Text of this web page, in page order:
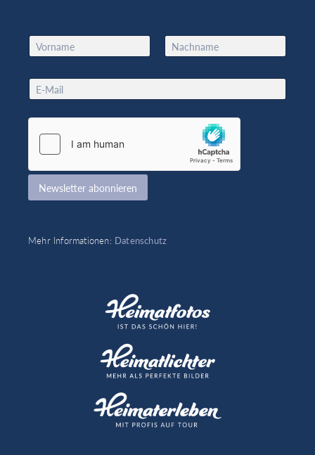
N
a
e
*
*
*
E
m
i
Newsletter abonnieren
Mehr Informationen: Datenschutz